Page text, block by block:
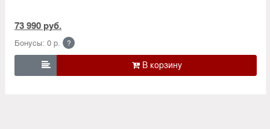
73 990 руб.
Бонусы: 0 р. ?
